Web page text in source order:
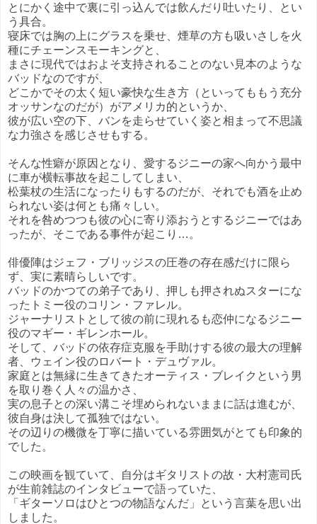
とにかく途中で裏に引っ込んでは飲んだり吐いたり、とい
う具合。
寝床では胸の上にグラスを乗せ、煙草の方も吸いさしを火
種にチェーンスモーキングと、
まさに現代ではおよそ支持されることのない見本のような
バッドなのですが、
どこかでその太く短い豪快な生き方（といってももう充分
オッサンなのだが）がアメリカ的というか、
彼が広い空の下、バンを走らせていく姿と相まって不思議
な力強さを感じさせもする。
そんな性癖が原因となり、愛するジニーの家へ向かう最中
に車が横転事故を起こしてしまい、
松葉杖の生活になったりもするのだが、それでも酒を止め
られない姿は何とも痛々しい。
それを咎めつつも彼の心に寄り添おうとするジニーではあ
ったが、そこである事件が起こり…。
俳優陣はジェフ・ブリッジスの圧巻の存在感だけに限ら
ず、実に素晴らしいです。
バッドのかつての弟子であり、押しも押されぬスターにな
ったトミー役のコリン・ファレル。
ジャーナリストとして彼の前に現れるも恋仲になるジニー
役のマギー・ギレンホール。
そして、バッドの依存症克服を手助けする彼の最大の理解
者、ウェイン役のロバート・デュヴァル。
家庭とは無縁に生きてきたオーティス・ブレイクという男
を取り巻く人々の温かさ、
実の息子との深い溝こそ埋められないままに話は進むが、
彼自身は決して孤独ではない。
その辺りの機微を丁寧に描いている雰囲気がとても印象的
でした。
この映画を観ていて、自分はギタリストの故・大村憲司氏
が生前雑誌のインタビューで語っていた、
「ギターソロはひとつの物語なんだ」という言葉を思い出
しました。